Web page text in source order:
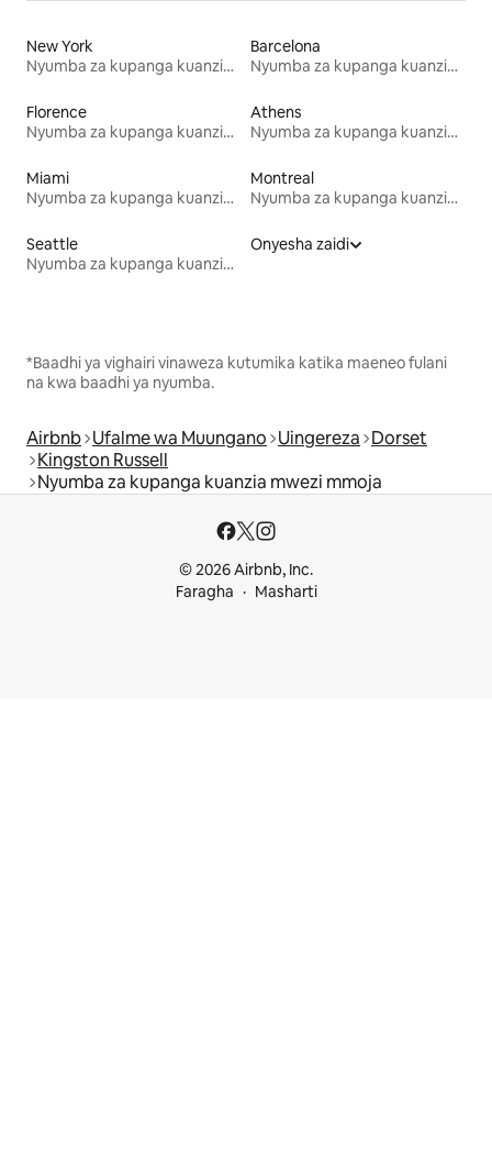
New York
Nyumba za kupanga kuanzia mwezi mmoja
Barcelona
Nyumba za kupanga kuanzia mwezi mmoja
Florence
Nyumba za kupanga kuanzia mwezi mmoja
Athens
Nyumba za kupanga kuanzia mwezi mmoja
Miami
Nyumba za kupanga kuanzia mwezi mmoja
Montreal
Nyumba za kupanga kuanzia mwezi mmoja
Seattle
Nyumba za kupanga kuanzia mwezi mmoja
Onyesha zaidi
*Baadhi ya vighairi vinaweza kutumika katika maeneo fulani
na kwa baadhi ya nyumba.
Airbnb Ufalme wa Muungano Uingereza Dorset
Kingston Russell
Nyumba za kupanga kuanzia mwezi mmoja
© 2026 Airbnb, Inc.
Faragha
Masharti